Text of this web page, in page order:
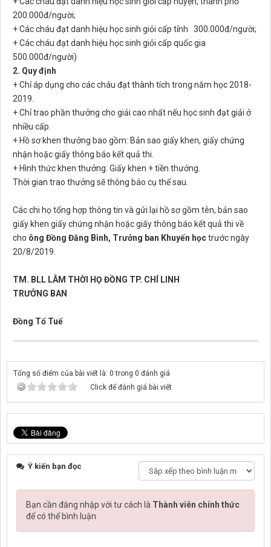
200.000đ/người;
+ Các cháu đạt danh hiệu học sinh giỏi cấp tỉnh 300.000đ/người;
+ Các cháu đạt danh hiệu học sinh giỏi cấp quốc gia
500.000đ/người)
2. Quy định
+ Chỉ áp dụng cho các cháu đạt thành tích trong năm học 2018-
2019.
+ Chỉ trao phần thưởng cho giải cao nhất nếu học sinh đạt giải ở
nhiều cấp.
+ Hồ sơ khen thưởng bao gồm: Bản sao giấy khen, giấy chứng
nhận hoặc giấy thông báo kết quả thi.
+ Hình thức khen thưởng: Giấy khen + tiền thưởng.
Thời gian trao thưởng sẽ thông báo cụ thể sau.
Các chi họ tổng hợp thông tin và gửi lại hồ sơ gồm tên, bản sao
giấy khen giấy chứng nhận hoặc giấy thông báo kết quả thi về
cho ông Đồng Đăng Bình, Trưởng ban Khuyến họctrước ngày
20/8/2019.
TM. BLL LÂM THỜI HỌ ĐỒNG TP. CHÍ LINH
TRƯỞNG BAN
Đồng Tố Tuế
Tổng số điểm của bài viết là: 0 trong 0 đánh giá
Click để đánh giá bài viết
Ý kiến bạn đọc
Bạn cần đăng nhập với tư cách là Thành viên chính thức
để có thể bình luận